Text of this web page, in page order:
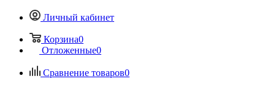
Личный кабинет
Корзина0
Отложенные0
Сравнение товаров0